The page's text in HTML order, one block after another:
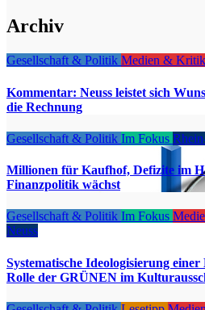
Archiv
Gesellschaft & Politik Medien & Kritik
Kommentar: Neuss leistet sich
die Rechnung
Gesellschaft & Politik Im Fokus
Millionen für Kaufhof, Defizite im
Finanzpolitik wächst
Gesellschaft & Politik Im Fokus
Neuss
Systematische Ideologisierung
Rolle der GRÜNEN im